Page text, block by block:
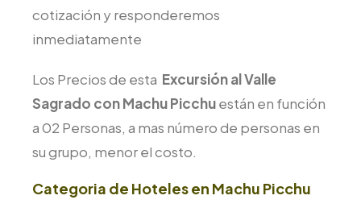
cotización y responderemos
inmediatamente
Los Precios de esta Excursión al Valle
Sagrado con Machu Picchuestán en función
a 02 Personas, a mas número de personas en
su grupo, menor el costo.
Categoria de Hoteles en Machu Picchu